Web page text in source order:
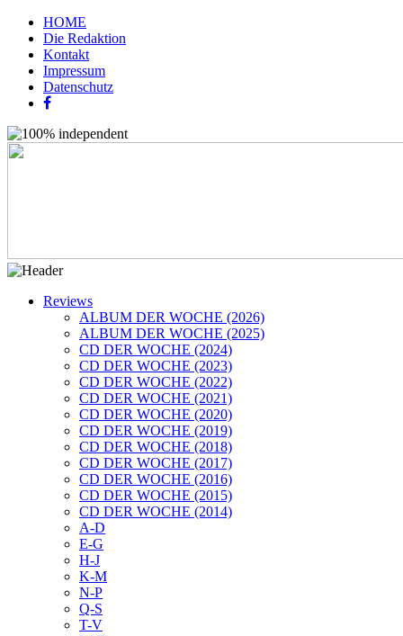
HOME
Die Redaktion
Kontakt
Impressum
Datenschutz
Reviews
ALBUM DER WOCHE (2026)
ALBUM DER WOCHE (2025)
CD DER WOCHE (2024)
CD DER WOCHE (2023)
CD DER WOCHE (2022)
CD DER WOCHE (2021)
CD DER WOCHE (2020)
CD DER WOCHE (2019)
CD DER WOCHE (2018)
CD DER WOCHE (2017)
CD DER WOCHE (2016)
CD DER WOCHE (2015)
CD DER WOCHE (2014)
A-D
E-G
H-J
K-M
N-P
Q-S
T-V